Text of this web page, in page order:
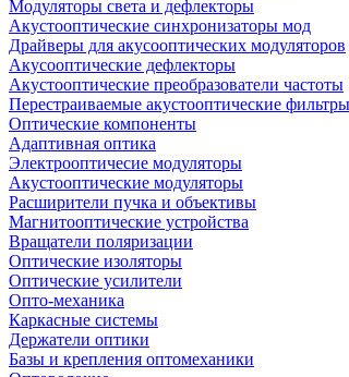
Модуляторы света и дефлекторы
Акустооптические синхронизаторы мод
Драйверы для акусооптических модуляторов
Акусооптические дефлекторы
Акустооптические преобразователи частоты
Перестраиваемые акустооптические фильтры
Оптические компоненты
Адаптивная оптика
Электрооптичесие модуляторы
Акустооптические модуляторы
Расширители пучка и объективы
Магнитооптические устройства
Вращатели поляризации
Оптические изоляторы
Оптические усилители
Опто-механика
Каркасные системы
Держатели оптики
Базы и крепления оптомеханики